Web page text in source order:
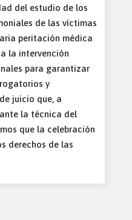
del estudio de los
de las víctimas
peritación médica
la intervención
para garantizar
y
juicio que, a
la técnica del
que la celebración
derechos de las